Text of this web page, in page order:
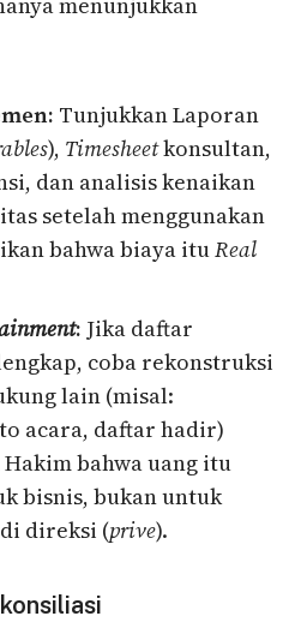
Tunjukkan Laporan
), Timesheetkonsultan,
dan analisis kenaikan
setelah menggunakan
bahwa biaya ituReal
: Jika daftar
coba rekonstruksi
lain (misal:
acara, daftar hadir)
bahwa uang itu
bisnis, bukan untuk
direksi (prive).